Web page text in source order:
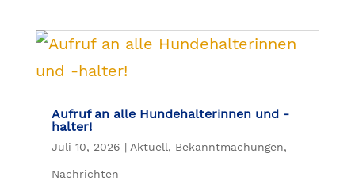
Aufruf an alle Hundehalterinnen und -
halter!
Juli 10, 2026 | Aktuell, Bekanntmachungen,
Nachrichten